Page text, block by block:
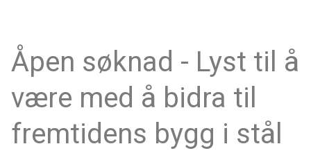
Åpen søknad - Lyst til å
være med å bidra til
fremtidens bygg i stål